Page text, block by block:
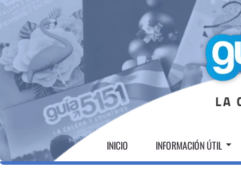
content
INICIO INFORMACIÓN ÚTIL